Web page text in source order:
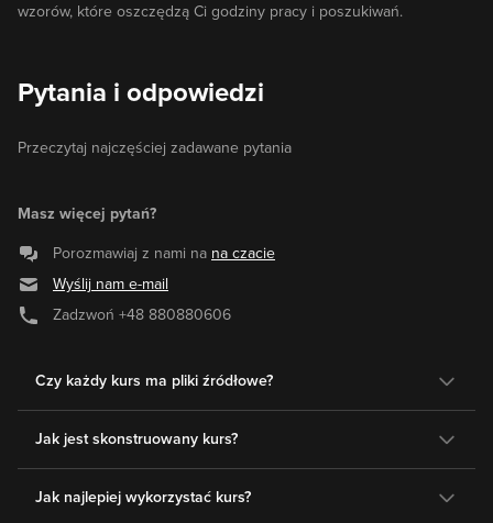
wzorów, które oszczędzą Ci godziny pracy i poszukiwań.
Pytania i odpowiedzi
Przeczytaj najczęściej zadawane pytania
Masz więcej pytań?
Porozmawiaj z nami na na czacie
Wyślij nam e-mail
Zadzwoń +48 880880606
Czy każdy kurs ma pliki źródłowe?
Jak jest skonstruowany kurs?
Jak najlepiej wykorzystać kurs?